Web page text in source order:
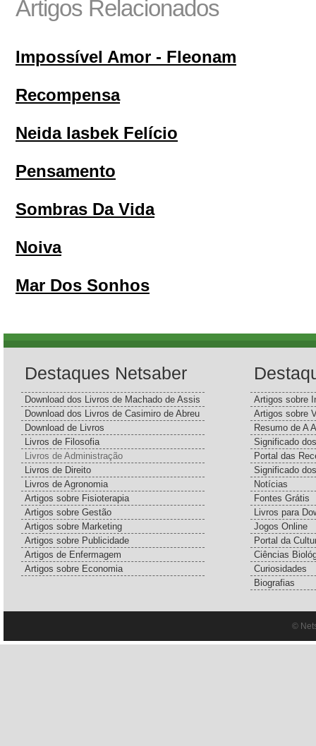
Artigos Relacionados
Impossível Amor - Fleonam
Recompensa
Neida Iasbek Felício
Pensamento
Sombras Da Vida
Noiva
Mar Dos Sonhos
Destaques Netsaber
Download dos Livros de Machado de Assis
Download dos Livros de Casimiro de Abreu
Download de Livros
Livros de Filosofia
Livros de Administração
Livros de Direito
Livros de Agronomia
Artigos sobre Fisioterapia
Artigos sobre Gestão
Artigos sobre Marketing
Artigos sobre Publicidade
Artigos de Enfermagem
Artigos sobre Economia
Artigos sobre
Artigos sobre
Resumo de A
Significado
Portal das
Significado
Notícias
Fontes Grátis
Livros para
Jogos Online
Portal da
Ciências
Curiosidades
Biografias
©